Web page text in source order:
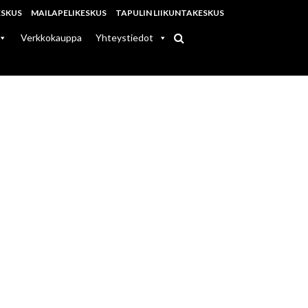
MAILAPELIKESKUS TAPULIN LIIKUNTAKESKUS
Verkkokauppa Yhteystiedot